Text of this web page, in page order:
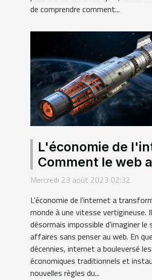
de comprendre comment...
L'économie de
Comment le web a
changé le monde
Mercredi 23 août 2023 02:32
L’économie de l’internet a
monde à une vitesse vertigineuse.
désormais impossible d’imaginer le
affaires sans penser au web. En
décennies, internet a bouleversé
économiques traditionnels et
nouvelles règles du...